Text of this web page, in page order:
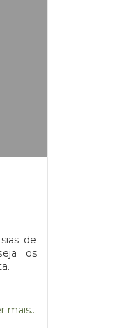
de
os
mais...